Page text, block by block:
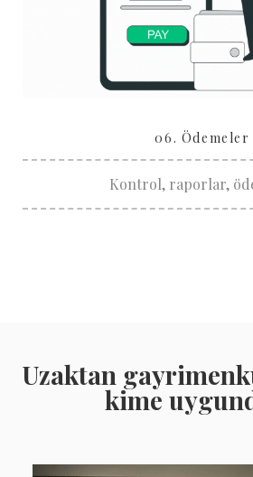
06. Ödemeler
Kontrol, raporlar,
Uzaktan
kime